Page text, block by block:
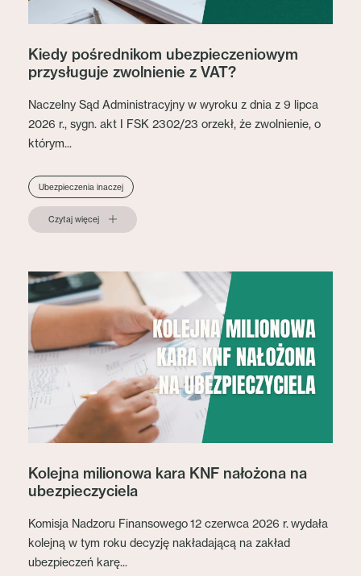
Kiedy pośrednikom ubezpieczeniowym
przysługuje zwolnienie z VAT?
Naczelny Sąd Administracyjny w wyroku z dnia z 9 lipca
2026 r., sygn. akt I FSK 2302/23 orzekł, że zwolnienie, o
którym...
Ubezpieczenia inaczej
Czytaj więcej
Kolejna milionowa kara KNF nałożona na
ubezpieczyciela
Komisja Nadzoru Finansowego 12 czerwca 2026 r. wydała
kolejną w tym roku decyzję nakładającą na zakład
ubezpieczeń karę...